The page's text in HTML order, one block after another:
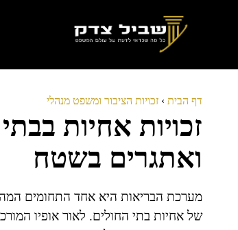
דף הבית › זכויות הציבור ומשפט מנהלי
זכויות אחיות
ואתגרים בשטח
מערכת הבריאות היא אחד התחומים
של אחיות בתי החולים. לאור אופיו